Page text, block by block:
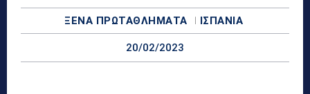
ΞΈΝΑ ΠΡΩΤΑΘΛΉΜΑΤΑ ΙΣΠΑΝΊΑ
20/02/2023